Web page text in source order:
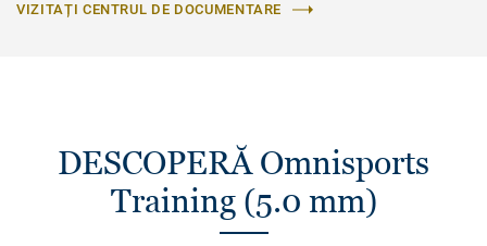
VIZITAȚI CENTRUL DE DOCUMENTARE
DESCOPERĂ Omnisports
Training (5.0 mm)